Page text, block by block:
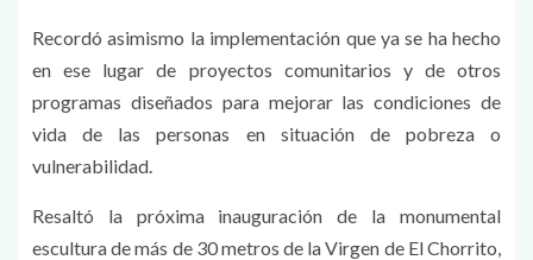
Recordó asimismo la implementación que ya se ha hecho
en ese lugar de proyectos comunitarios y de otros
programas diseñados para mejorar las condiciones de
vida de las personas en situación de pobreza o
vulnerabilidad.
Resaltó la próxima inauguración de la monumental
escultura de más de 30 metros de la Virgen de El Chorrito,